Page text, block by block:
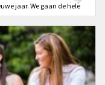
jaar. We gaan de hele